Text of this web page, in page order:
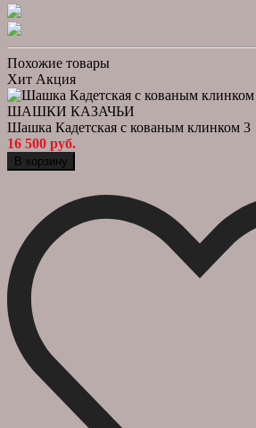
Похожие товары
Хит Акция
ШАШКИ КАЗАЧЬИ
Шашка Кадетская с кованым клинком 3
16 500 руб.
В корзину